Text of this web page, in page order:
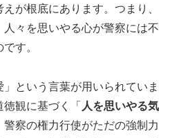
が根底にあります。つまり、
々を思いやる心が警察には不
す。
という言葉が用いられていま
観に基づく「 人を思いやる気
警察の権力行使がただの強制力